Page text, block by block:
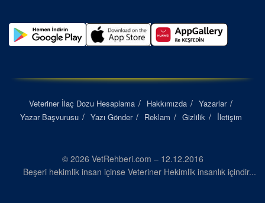
Veteriner İlaç Dozu Hesaplama Hakkımızda
Yazarlar
Yazar Başvurusu
Yazı Gönder Reklam Gizlilik İletişim
© 2026 VetRehberi.com – 12.12.2016
Beşeri hekimlik insan içinse Veteriner Hekimlik insanlık içindir...